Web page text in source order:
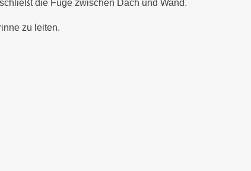
die Fuge zwischen Dach und Wand.
zu leiten.